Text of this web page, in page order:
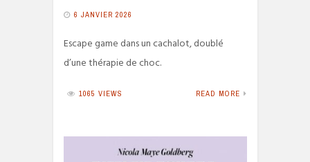
6 JANVIER 2026
Escape game dans un cachalot, doublé
d’une thérapie de choc.
1065 VIEWS READ MORE